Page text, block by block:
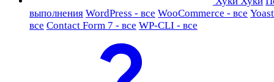
выполнения WordPress - все WooCommerce - все
все Contact Form 7 - все WP-CLI - все